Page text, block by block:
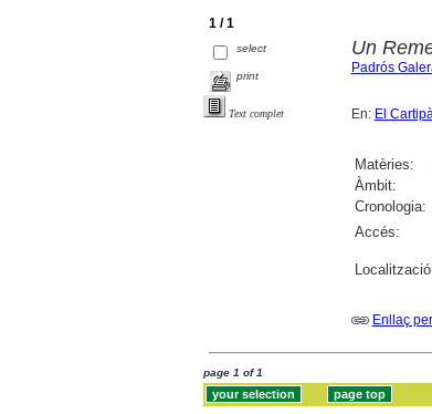
1 / 1
select
print
Text complet
Un
Padrós
En: El
Matèries:
Àmbit:
Cronologia:
Accés:
Enllaç
page 1 of 1